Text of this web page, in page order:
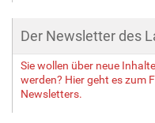
Der Newsletter des
Sie wollen über neue
werden? Hier geht es zum
Newsletters.